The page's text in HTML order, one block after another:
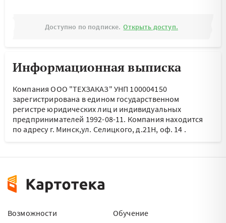
Доступно по подписке. Открыть доступ.
Информационная выписка
Компания ООО "ТЕХЗАКАЗ" УНП 100004150
зарегистрирована в едином государственном
регистре юридических лиц и индивидуальных
предпринимателей 1992-08-11. Компания находится
по адресу г. Минск,ул. Селицкого, д.21Н, оф. 14 .
Возможности
Обучение